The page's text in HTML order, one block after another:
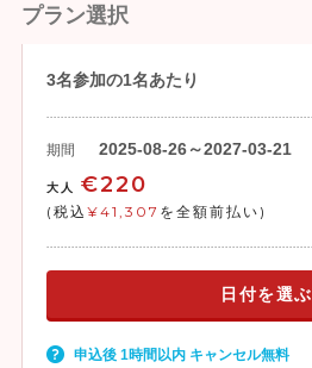
プラン選択
3名参加の1名あたり
期間 2025-08-26～2027-03-21
大人 €220
(税込 ¥41,307 を全額前払い)
日付を選ぶ
申込後 1時間以内 キャンセル無料